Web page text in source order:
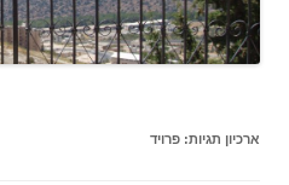
ארכיון תגיות: פרויד